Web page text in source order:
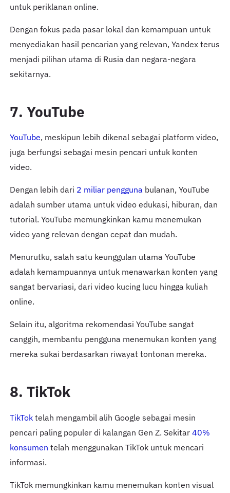
untuk periklanan online.
Dengan fokus pada pasar lokal dan kemampuan untuk
menyediakan hasil pencarian yang relevan, Yandex terus
menjadi pilihan utama di Rusia dan negara-negara
sekitarnya.
7. YouTube
YouTube, meskipun lebih dikenal sebagai platform video,
juga berfungsi sebagai mesin pencari untuk konten
video.
Dengan lebih dari 2 miliar pengguna bulanan, YouTube
adalah sumber utama untuk video edukasi, hiburan, dan
tutorial. YouTube memungkinkan kamu menemukan
video yang relevan dengan cepat dan mudah.
Menurutku, salah satu keunggulan utama YouTube
adalah kemampuannya untuk menawarkan konten yang
sangat bervariasi, dari video kucing lucu hingga kuliah
online.
Selain itu, algoritma rekomendasi YouTube sangat
canggih, membantu pengguna menemukan konten yang
mereka sukai berdasarkan riwayat tontonan mereka.
8. TikTok
TikToktelah mengambil alih Google sebagai mesin
pencari paling populer di kalangan Gen Z. Sekitar40%
konsumen telah menggunakan TikTok untuk mencari
informasi.
TikTok memungkinkan kamu menemukan konten visual